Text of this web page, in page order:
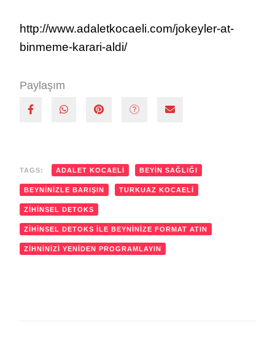
http://www.adaletkocaeli.com/jokeyler-at-
binmeme-karari-aldi/
Paylaşım
TAGS: ADALET KOCAELI BEYIN SAĞLIĞI
BEYNINIZLE BARIŞIN TURKUAZ KOCAELI
ZIHINSEL DETOKS
ZIHINSEL DETOKS ILE BEYNINIZE FORMAT ATIN
ZIHNINIZI YENIDEN PROGRAMLAYIN